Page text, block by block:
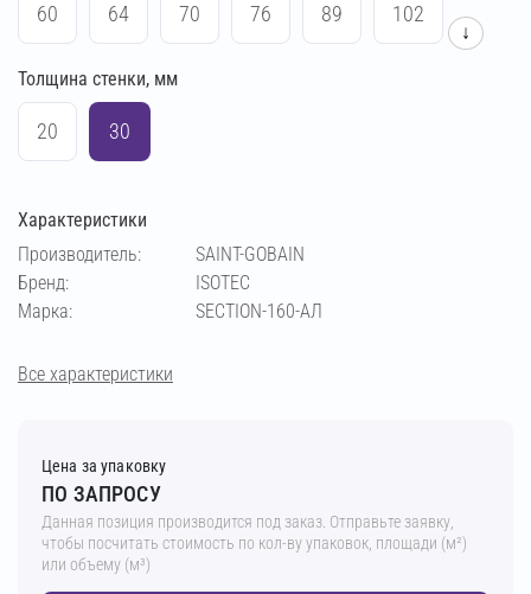
60 64 70 76 89 102
108 114
194 219
↓
Толщина стенки, мм
20 30
Характеристики
Производитель:
SAINT-GOBAIN
Бренд:
ISOTEC
Марка:
SECTION-160-АЛ
Все характеристики
Цена за упаковку
ПО ЗАПРОСУ
Данная позиция производится под заказ. Отправьте заявку,
чтобы посчитать стоимость по кол-ву упаковок, площади (м²)
или объему (м³)